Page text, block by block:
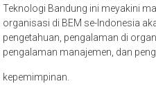
Teknologi Bandung ini meyakini
organisasi di BEM se-Indonesia
pengetahuan, pengalaman di
pengalaman manajemen, dan
kepemimpinan.